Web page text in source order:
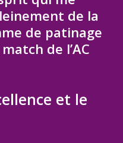
de la
de patinage
de l’AC
et le